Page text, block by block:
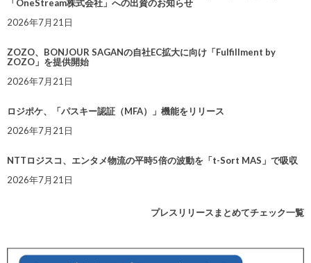
「OneStream株式会社」への出資のお知らせ
2026年7月21日
ZOZO、BONJOUR SAGANの自社EC拡大に向け「Fulfillment by
ZOZO」を提供開始
2026年7月21日
ロジポケ、「パスキー認証（MFA）」機能をリリース
2026年7月21日
NTTロジスコ、エンタメ物流の平時5倍の波動を「t-Sort MAS」で吸収
2026年7月21日
プレスリリースまとめてチェック一覧